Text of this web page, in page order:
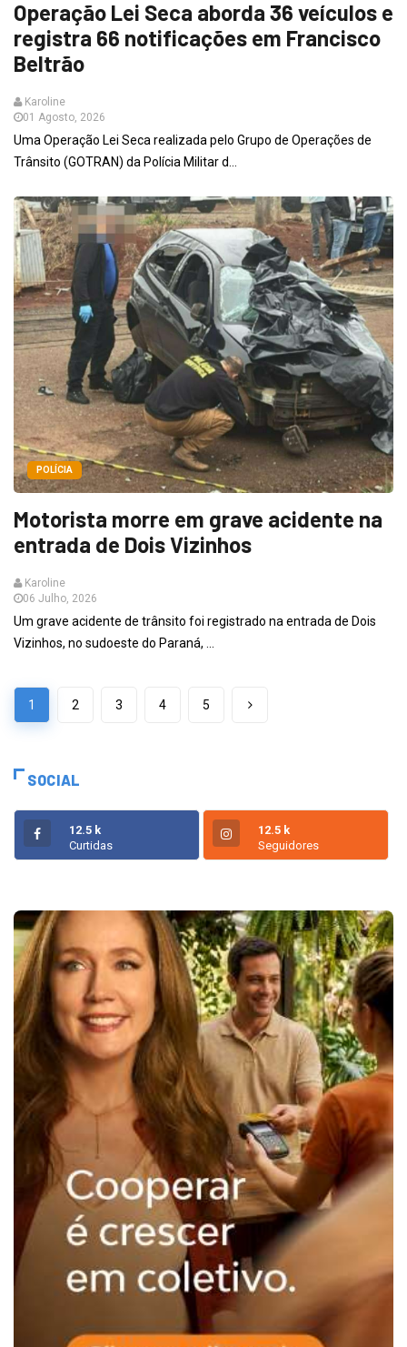
Operação Lei Seca aborda 36 veículos e
registra 66 notificações em Francisco
Beltrão
Karoline
01 Agosto, 2026
Uma Operação Lei Seca realizada pelo Grupo de Operações de
Trânsito (GOTRAN) da Polícia Militar d...
POLÍCIA
Motorista morre em grave acidente na
entrada de Dois Vizinhos
Karoline
06 Julho, 2026
Um grave acidente de trânsito foi registrado na entrada de Dois
Vizinhos, no sudoeste do Paraná, ...
1 2 3 4 5
SOCIAL
12.5 k
Curtidas
12.5 k
Seguidores